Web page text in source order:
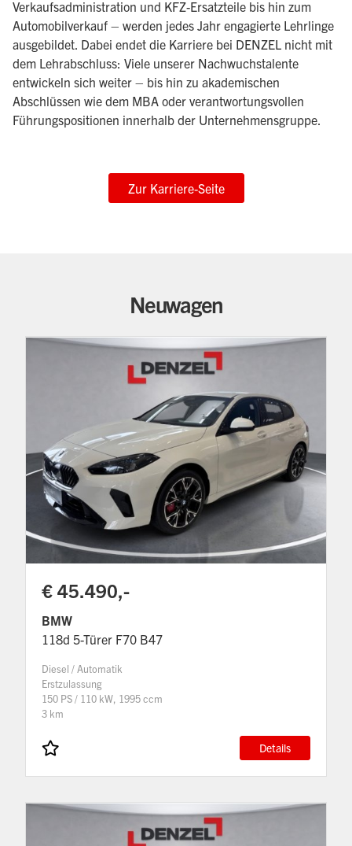
Verkaufsadministration und KFZ-Ersatzteile bis hin zum
Automobilverkauf – werden jedes Jahr engagierte Lehrlinge
ausgebildet. Dabei endet die Karriere bei DENZEL nicht mit
dem Lehrabschluss: Viele unserer Nachwuchstalente
entwickeln sich weiter – bis hin zu akademischen
Abschlüssen wie dem MBA oder verantwortungsvollen
Führungspositionen innerhalb der Unternehmensgruppe.
Zur Karriere-Seite
Neuwagen
€ 45.490,-
BMW
118d 5-Türer F70 B47
Diesel / Automatik
Erstzulassung
150 PS / 110 kW, 1995 ccm
3 km
Details